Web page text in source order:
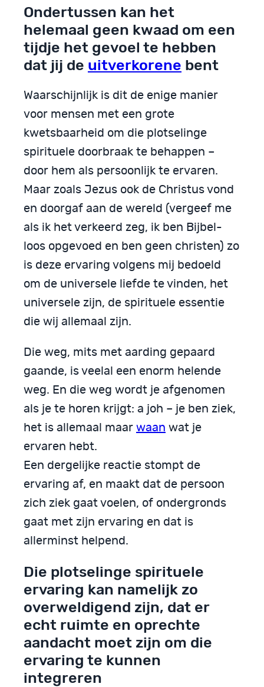
Ondertussen kan het
helemaal geen kwaad om een
tijdje het gevoel te hebben
dat jij de uitverkorene bent
Waarschijnlijk is dit de enige manier
voor mensen met een grote
kwetsbaarheid om die plotselinge
spirituele doorbraak te behappen –
door hem als persoonlijk te ervaren.
Maar zoals Jezus ook de Christus vond
en doorgaf aan de wereld (vergeef me
als ik het verkeerd zeg, ik ben Bijbel-
loos opgevoed en ben geen christen) zo
is deze ervaring volgens mij bedoeld
om de universele liefde te vinden, het
universele zijn, de spirituele essentie
die wij allemaal zijn.
Die weg, mits met aarding gepaard
gaande, is veelal een enorm helende
weg. En die weg wordt je afgenomen
als je te horen krijgt: a joh – je ben ziek,
het is allemaal maar waan wat je
ervaren hebt.
Een dergelijke reactie stompt de
ervaring af, en maakt dat de persoon
zich ziek gaat voelen, of ondergronds
gaat met zijn ervaring en dat is
allerminst helpend.
Die plotselinge spirituele
ervaring kan namelijk zo
overweldigend zijn, dat er
echt ruimte en oprechte
aandacht moet zijn om die
ervaring te kunnen
integreren